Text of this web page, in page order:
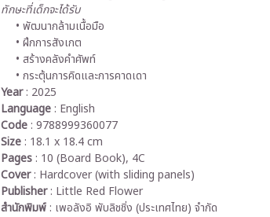
ทักษะที่เด็กจะได้รับ
พัฒนากล้ามเนื้อมือ
ฝึกการสังเกต
สร้างคลังคำศัพท์
กระตุ้นการคิดและการคาดเดา
Year: 2025
Language : English
Code : 9788999360077
Size : 18.1 x 18.4 cm
Pages : 10 (Board Book), 4C
Cover: Hardcover (with sliding panels)
Publisher: Little Red Flower
สำนักพิมพ์ : เพอลังอิ พับลิชชิ่ง (ประเทศไทย) จำกัด